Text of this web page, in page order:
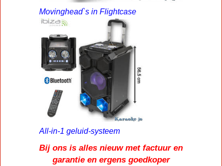
Movinghead`s in Flightcase
All-in-1 geluid-systeem
Bij ons is alles nieuw met factuur en
garantie en ergens goedkoper